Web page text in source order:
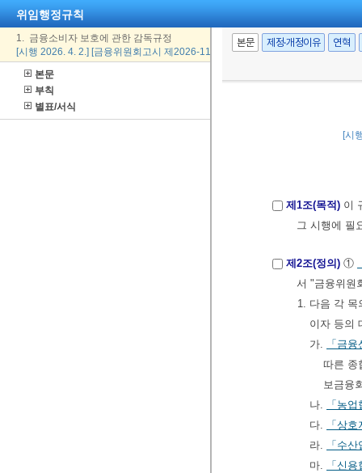
위임행정규칙
1. 금융소비자 보호에 관한 감독규정
[시행 2026. 4. 2.] [금융위원회고시 제2026-11호, 2026. 4. 2., 일부개정]
본문
부칙
별표/서식
본문 제정·개정이유 연혁
[시
제1조(목적) 이
그 시행에 필
제2조(정의) ①
서 "금융위원
1. 다음 각 목
이자 등의
가.
「금
따른 종
보금융
나.
「농
다.
「상
라.
「수
마.
「신